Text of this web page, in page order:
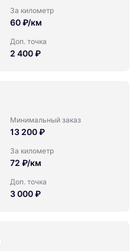
За километр
60 ₽/км
Доп. точка
2 400 ₽
Минимальный заказ
13 200 ₽
За километр
72 ₽/км
Доп. точка
3 000 ₽